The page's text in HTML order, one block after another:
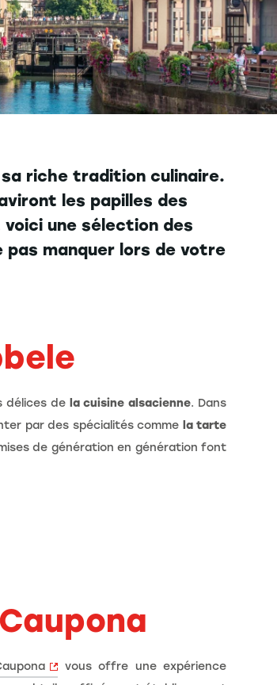
riche tradition culinaire.
les papilles des
une sélection des
manquer lors de votre
délices de la cuisine alsacienne. Dans
par des spécialités comme la tarte
de génération en génération font
vous offre une expérience